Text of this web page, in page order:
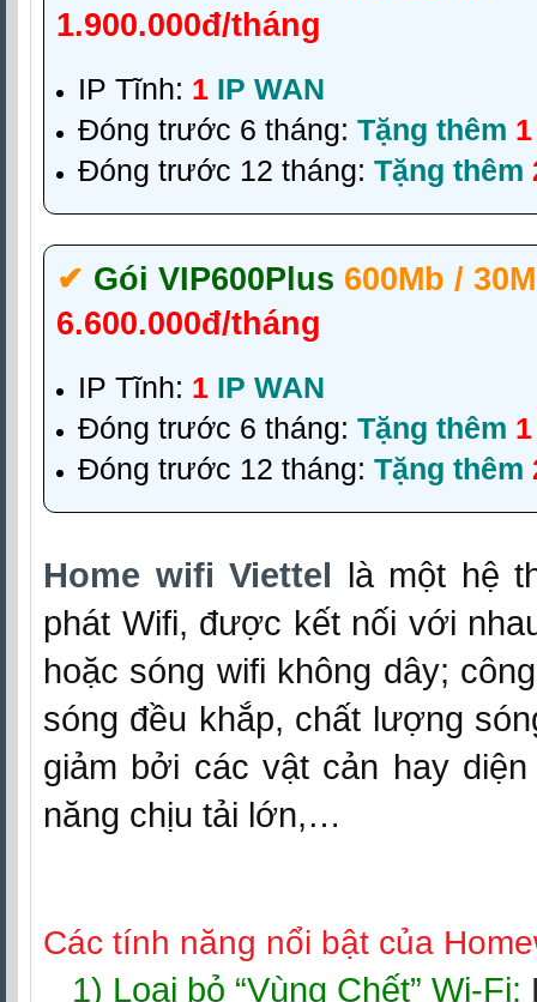
1.900.000đ/tháng
IP Tĩnh: 1 IP WAN
Đóng trước 6 tháng: Tặng thêm 1
Đóng trước 12 tháng: Tặng thêm
✔‎ Gói VIP600Plus 600Mb /
6.600.000đ/tháng
IP Tĩnh: 1 IP WAN
Đóng trước 6 tháng: Tặng thêm 1
Đóng trước 12 tháng: Tặng thêm
Home wifi Viettel là một hệ
phát Wifi, được kết nối với
hoặc sóng wifi không dây;
sóng đều khắp, chất lượng
giảm bởi các vật cản hay
năng chịu tải lớn,…
Các tính năng nổi bật của
1) Loại bỏ “Vùng Chết” Wi-Fi: